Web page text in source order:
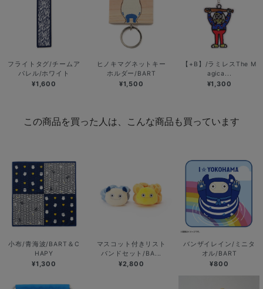
フライトタグ/チームア
パレル/ホワイト
¥1,600
ヒノキマグネットキー
ホルダー/BART
¥1,500
【+B】/ラミレスThe M
agica...
¥1,300
この商品を買った人は、こんな商品も買っています
小布/青海波/BART＆C
HAPY
¥1,300
マスコット付きリスト
バンドセット/BA...
¥2,800
バンザイレイン/ミニタ
オル/BART
¥800